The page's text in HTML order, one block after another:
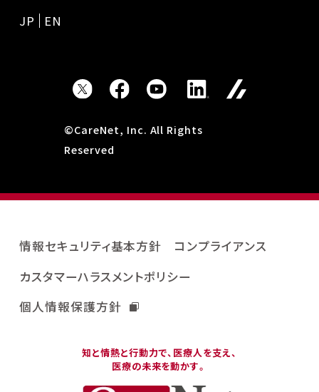
JP EN
©CareNet, Inc. All Rights
Reserved
知と情熱と行動力で、医療人を支え、
医療の未来を動かす。
情報セキュリティ基本方針
コンプライアンス
カスタマーハラスメントポリシー
個人情報保護方針